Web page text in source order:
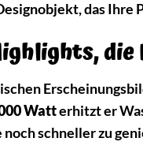
das
Watterhitzt er
schneller zu